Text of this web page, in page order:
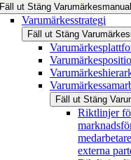
Fäll ut Stäng Varumärkesmanual
Varumärkesstrategi
Fäll ut Stäng
Fäll ut Stäng
Riktlinjer
externa